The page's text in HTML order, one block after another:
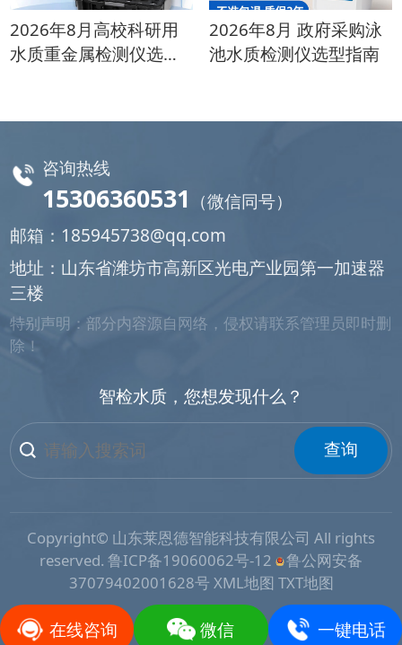
2026年8月高校科研用
水质重金属检测仪选购
2026年8月 政府采购泳
池水质检测仪选型指南
咨询热线
15306360531
（微信同号）
邮箱： 185945738@qq.com
地址：山东省潍坊市高新区光电产业园第一加速器
三楼
特别声明：部分内容源自网络，侵权请联系管理员即时删
除！
智检水质，您想发现什么？
查询
Copyright© 山东莱恩德智能科技有限公司 All rights
reserved.鲁ICP备19060062号-12
鲁公网安备
37079402001628号 XML地图 TXT地图
在线咨询 微信 一键电话